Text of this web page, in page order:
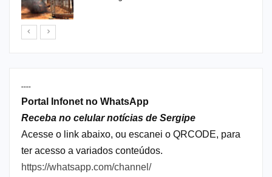
----
Portal Infonet no WhatsApp
Receba no celular notícias de Sergipe
Acesse o link abaixo, ou escanei o QRCODE, para
ter acesso a variados conteúdos.
https://whatsapp.com/channel/